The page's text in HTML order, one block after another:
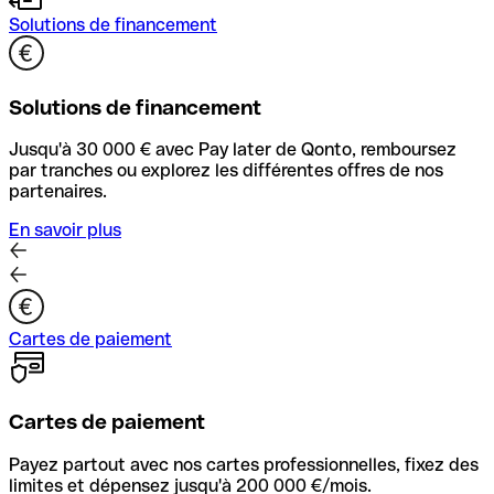
Solutions de financement
Solutions de financement
Jusqu'à 30 000 € avec Pay later de Qonto, remboursez
par tranches ou explorez les différentes offres de nos
partenaires.
En savoir plus
Cartes de paiement
Cartes de paiement
Payez partout avec nos cartes professionnelles, fixez des
limites et dépensez jusqu'à 200 000 €/mois.